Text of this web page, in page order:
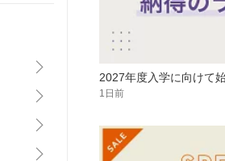
2027年度入学に向けて
1日前